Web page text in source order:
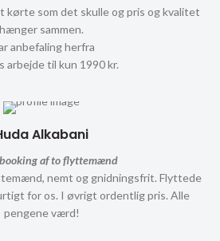
kørte som det skulle og pris og kvalitet
hænger sammen.
anbefaling herfra
arbejde til kun 1990 kr.
Alkabani
af to flyttemænd
nemt og gnidningsfrit. Flyttede
for os. I øvrigt ordentlig pris. Alle
pengene værd!